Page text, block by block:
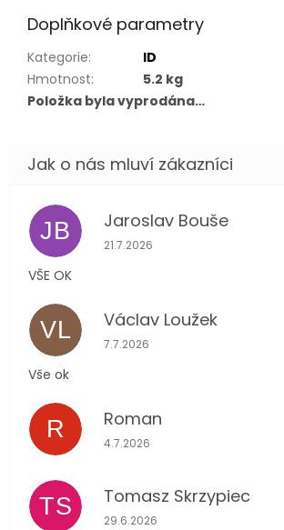
Doplňkové parametry
Kategorie:
ID
Hmotnost:
5.2 kg
Položka byla vyprodána…
JB Jaroslav Bouše
Hodnocení obchodu je 5 z 5
21.7.2026
VŠE OK
VL Václav Loužek
Hodnocení obchodu je 5 z 5
7.7.2026
Vše ok
R Roman
Hodnocení obchodu je 5 z 5
4.7.2026
TS Tomasz Skrzypiec
Hodnocení obchodu je 5 z 5
29.6.2026